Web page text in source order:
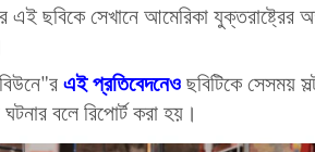
এই ছবিকে সেখানে আমেরিকা যুক্তরাষ্ট্রের
এই প্রতিবেদনেওছবিটিকে সেসময়
বলে রিপোর্ট করা হয়।